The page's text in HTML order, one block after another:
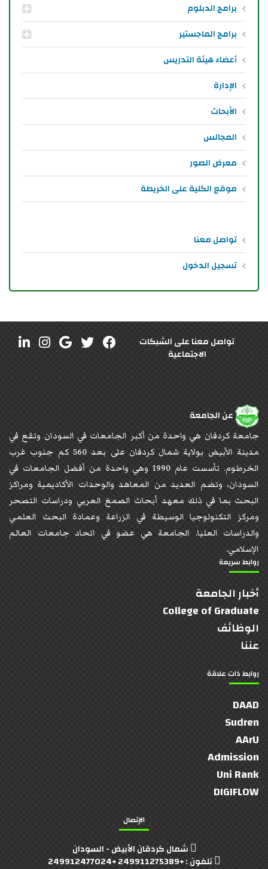
برامج الدبلوم
برامج الماجستير
أعضاء هيئة التدريس
الإدارة
الأبحاث
المجالس
معرض الصور
موقع الكلية على الخريطة
تواصل معنا
تسجيل الدخول
تواصل معنا على الشبكات
الاجتماعية
عن الجامعة
جامعة كردفان هي واحدة من أكبر الجامعات في السودان وتقع في
مدينة الأبيض بولاية شمال كردفان على بعد 560 كم جنوب غرب
الخرطوم. تأسست عام 1990 وهي واحدة من أفضل الجامعات في
السودان، وتضم العديد من المعاهد والوحدات الأكاديمية ومراكز
البحث بما في ذلك معهد أبحاث الصمغ العربي ودراسات التصحر
ومركز التكنولوجيا الوسيطة في الزراعة وعمادة البحث العلمي
والدراسات العليا. الجامعة هي عضو في اتحاد جامعات العالم
الإسلامي.
روابط سريعة
أخبار الجامعة
College of Graduate
الوظائف
عننا
روابط ذات علاقة
DAAD
Sudren
AArU
Admission
Uni Rank
DIGIFLOW
الإتصال
شمال كردقان الأبيض - السودان
تلفون : +249911275389 +249912477024